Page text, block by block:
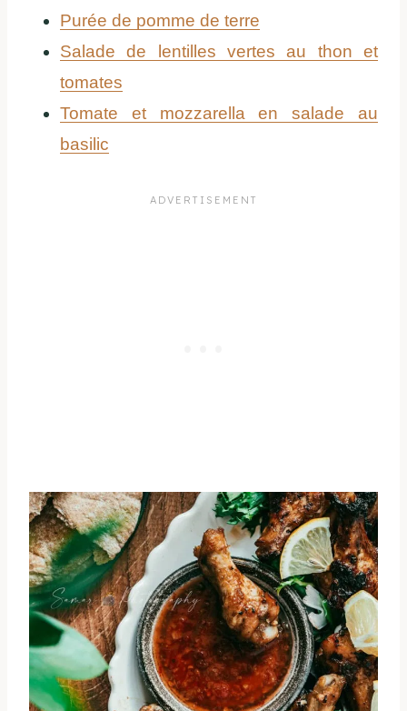
Purée de pomme de terre
Salade de lentilles vertes au thon et
tomates
Tomate et mozzarella en salade au
basilic